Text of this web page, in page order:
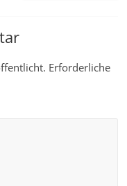
Erforderliche